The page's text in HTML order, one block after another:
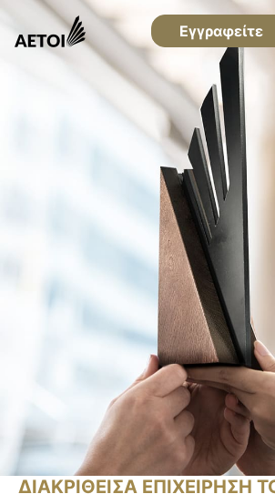
Εγγραφείτε
ΔΙΑΚΡΙΘΕΙΣΑ ΕΠΙΧΕΙΡΗΣΗ